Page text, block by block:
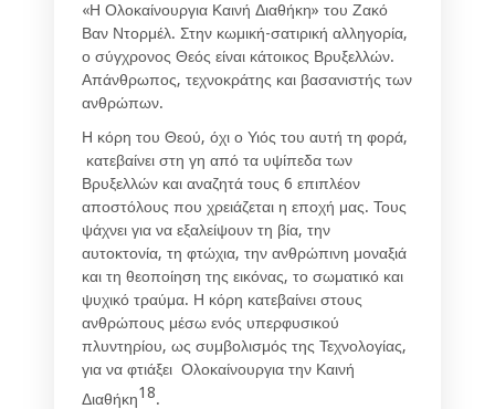
«Η Ολοκαίνουργια Καινή Διαθήκη» του Ζακό
Βαν Ντορμέλ. Στην κωμική-σατιρική αλληγορία,
ο σύγχρονος Θεός είναι κάτοικος Βρυξελλών.
Απάνθρωπος, τεχνοκράτης και βασανιστής των
ανθρώπων.
Η κόρη του Θεού, όχι ο Υιός του αυτή τη φορά,
κατεβαίνει στη γη από τα υψίπεδα των
Βρυξελλών και αναζητά τους 6 επιπλέον
αποστόλους που χρειάζεται η εποχή μας. Τους
ψάχνει για να εξαλείψουν τη βία, την
αυτοκτονία, τη φτώχια, την ανθρώπινη μοναξιά
και τη θεοποίηση της εικόνας, το σωματικό και
ψυχικό τραύμα. Η κόρη κατεβαίνει στους
ανθρώπους μέσω ενός υπερφυσικού
πλυντηρίου, ως συμβολισμός της Τεχνολογίας,
για να φτιάξει Ολοκαίνουργια την Καινή
Διαθήκη18.